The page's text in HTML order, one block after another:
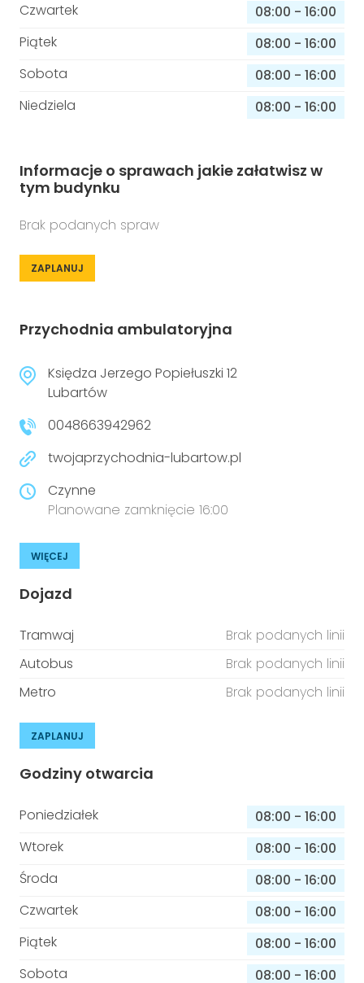
Czwartek
08:00 - 16:00
Piątek
08:00 - 16:00
Sobota
08:00 - 16:00
Niedziela
08:00 - 16:00
Informacje o sprawach jakie załatwisz w
tym budynku
Brak podanych spraw
ZAPLANUJ
Przychodnia ambulatoryjna
Księdza Jerzego Popiełuszki 12
Lubartów
0048663942962
twojaprzychodnia-lubartow.pl
Czynne
Planowane zamknięcie 16:00
WIĘCEJ
Dojazd
Tramwaj
Brak podanych linii
Autobus
Brak podanych linii
Metro
Brak podanych linii
ZAPLANUJ
Godziny otwarcia
Poniedziałek 08:00 - 16:00
Wtorek
08:00 - 16:00
Środa
08:00 - 16:00
Czwartek
08:00 - 16:00
Piątek
08:00 - 16:00
Sobota
08:00 - 16:00